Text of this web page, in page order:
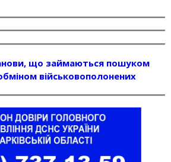
що займаються пошуком
військовополонених